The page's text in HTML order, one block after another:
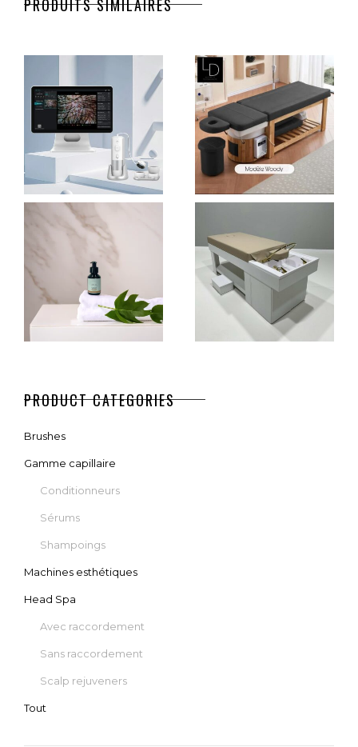
PRODUITS SIMILAIRES
LD
TRICHOSCOPE
PRO
€1.990,00
WOODY HEAD
SPA
€2.790,00
– 100 ML
AJOUTER AU PANIER
PRODUCT CATEGORIES
Brushes
Gamme capillaire
Conditionneurs
Sérums
Shampoings
Machines esthétiques
Head Spa
Avec raccordement
Sans raccordement
Scalp rejuveners
Tout